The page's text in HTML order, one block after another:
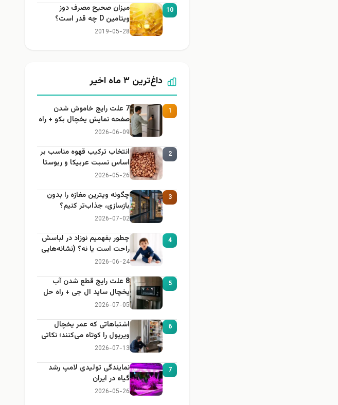
10
میزان صحیح مصرف دوز
ویتامین D چه قدر است؟
2019-05-28
داغ‌ترین ۳ ماه اخیر
1
7 علت رایج خاموش شدن
صفحه نمایش یخچال بکو + راه
حل
2026-06-09
2
انتخاب ترکیب قهوه مناسب بر
اساس نسبت عربیکا و ربوستا
2026-05-26
3
چگونه ویترین مغازه را بدون
بازسازی، جذاب‌تر کنیم؟
2026-07-02
4
چطور بفهمیم نوزاد در لباسش
راحت است یا نه؟ (نشانه‌هایی
که هر مادر باید بداند)
2026-06-24
5
8 علت رایج قطع شدن آب
یخچال ساید ال جی + راه حل
2026-07-05
6
اشتباهاتی که عمر یخچال
ویرپول را کوتاه می‌کنند؛ نکاتی
که باید بدانید
2026-07-13
7
نمایندگی تولیدی لامپ رشد
گیاه در ایران
2026-05-26